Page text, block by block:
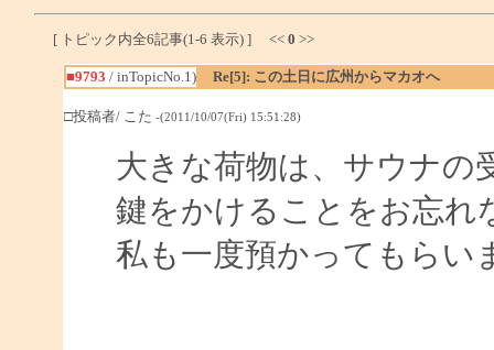
[ トピック内全6記事(1-6 表示) ] << 0 >>
■9793 / inTopicNo.1) Re[5]: この土日に広州からマカオへ
□投稿者/ こた -(2011/10/07(Fri) 15:51:28)
大きな荷物は、サウナの
鍵をかけることをお忘れ
私も一度預かってもらい